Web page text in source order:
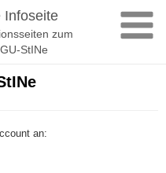
Infoseite
zum
StINe
an: